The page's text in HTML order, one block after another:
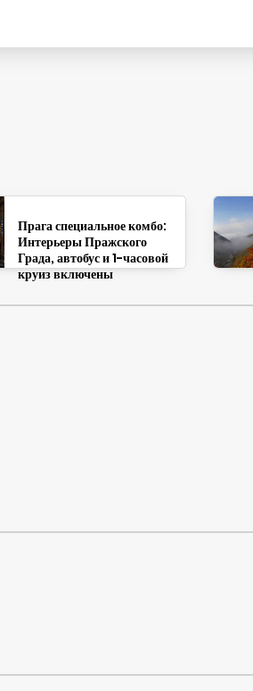
Прага специальное комбо:
Интерьеры Пражского
Града, автобус и 1-часовой
круиз включены